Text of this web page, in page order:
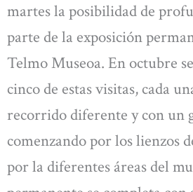
martes la posibilidad de
parte de la exposición
Telmo Museoa. En octubre
cinco de estas visitas, cada
recorrido diferente y con un
comenzando por los lienzos
por la diferentes áreas del